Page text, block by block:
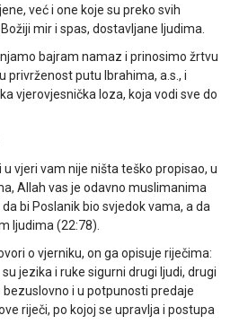
već i one koje su preko svih
mir i spas, dostavljane ljudima.
bajram namaz i prinosimo žrtvu
privrženost putu Ibrahima, a.s., i
vjerovjesnička loza, koja vodi sve do
vjeri vam nije ništa teško propisao, u
Allah vas je odavno muslimanima
bi Poslanik bio svjedok vama, a da
ljudima (22:78).
o vjerniku, on ga opisuje riječima:
jezika i ruke sigurni drugi ljudi, drugi
bezuslovno i u potpunosti predaje
riječi, po kojoj se upravlja i postupa